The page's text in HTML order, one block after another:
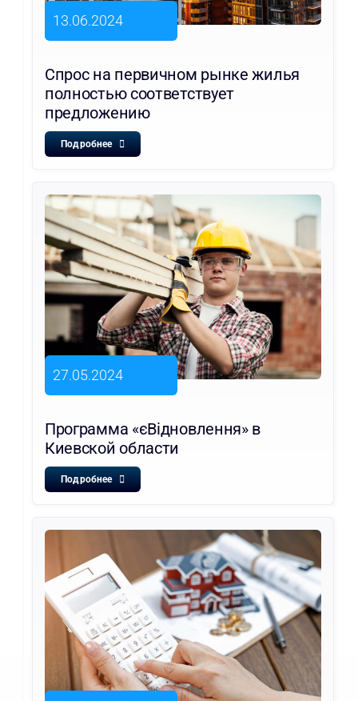
13.06.2024
Спрос на первичном рынке жилья
полностью соответствует
предложению
Подробнее
27.05.2024
Программа «єВідновлення» в
Киевской области
Подробнее